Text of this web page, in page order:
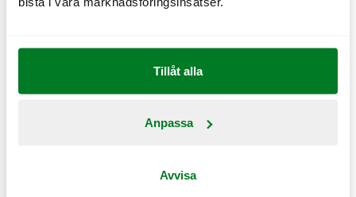
Tillåt alla
Anpassa
Avvisa
2 0,4 kg
Näringsinformation
Produktinformation